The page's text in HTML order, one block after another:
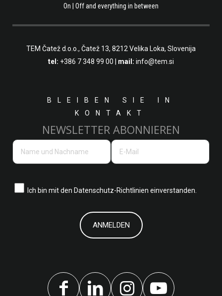
On | Off and everything in between
TEM Čatež d.o.o., Čatež 13, 8212 Velika Loka, Slovenija
tel: +386 7 348 99 00 mail: info@tem.si
BLEIBEN SIE IN
KONTAKT
NEWSLETTER ABONNIEREN
Ich bin mit den Datenschutz-Richtlinien einverstanden.